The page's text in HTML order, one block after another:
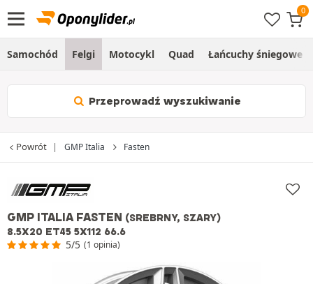
Samochód Felgi Motocykl Quad Łańcuchy śniegowe
Przeprowadź wyszukiwanie
Powrót GMP Italia Fasten
GMP ITALIA FASTEN (SREBRNY, SZARY)
8.5X20 ET45 5X112 66.6
5/5 (1 opinia)